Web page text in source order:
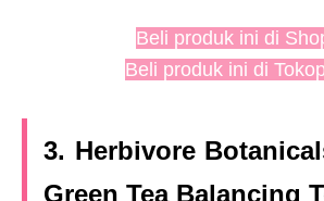
Beli produk ini di
Beli produk ini di
3. Herbivore
Green Tea Balancing